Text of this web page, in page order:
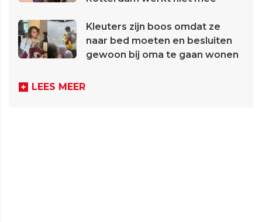
Kleuters zijn boos omdat ze
naar bed moeten en besluiten
gewoon bij oma te gaan wonen
LEES MEER